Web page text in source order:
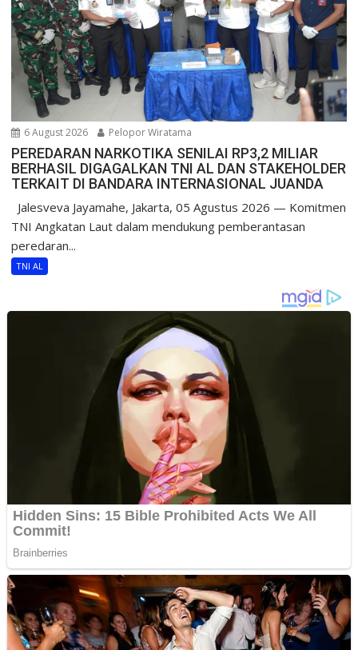
6 August 2026 Pelopor Wiratama
PEREDARAN NARKOTIKA SENILAI RP3,2 MILIAR
BERHASIL DIGAGALKAN TNI AL DAN STAKEHOLDER
TERKAIT DI BANDARA INTERNASIONAL JUANDA
Jalesveva Jayamahe, Jakarta, 05 Agustus 2026 — Komitmen
TNI Angkatan Laut dalam mendukung pemberantasan
peredaran...
TNI AL